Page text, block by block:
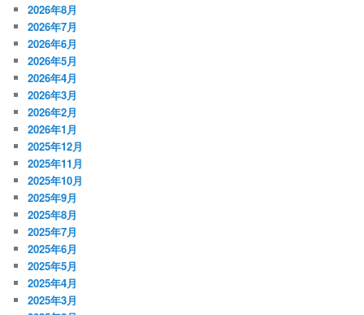
2026年8月
2026年7月
2026年6月
2026年5月
2026年4月
2026年3月
2026年2月
2026年1月
2025年12月
2025年11月
2025年10月
2025年9月
2025年8月
2025年7月
2025年6月
2025年5月
2025年4月
2025年3月